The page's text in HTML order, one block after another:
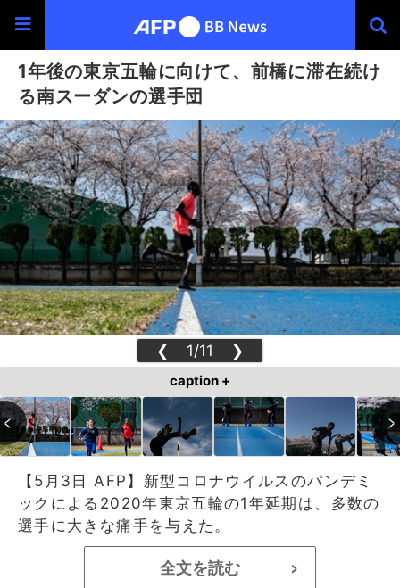
1年後の東京五輪に向けて、前橋に滞在続け
る南スーダンの選手団
❮ 1/11 ❯
caption +
【5月3日 AFP】新型コロナウイルスのパンデミ
ックによる2020年東京五輪の1年延期は、多数の
選手に大きな痛手を与えた。
全文を読む >